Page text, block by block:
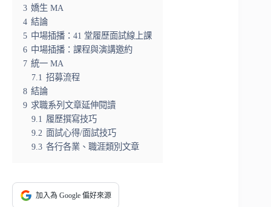
3 嬌生 MA
4 結論
5 中場插播：41 堂履歷面試線上課
6 中場插播：課程與演講邀約
7 統一 MA
7.1 招募流程
8 結論
9 求職系列文章延伸閱讀
9.1 履歷撰寫技巧
9.2 面試心得/面試技巧
9.3 各行各業、職涯類別文章
加入為 Google 偏好來源